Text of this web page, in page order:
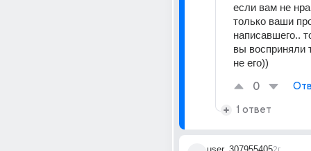
если вам не
только ваши
написавшего..
вы восприняли
не его))
0
1 ответ